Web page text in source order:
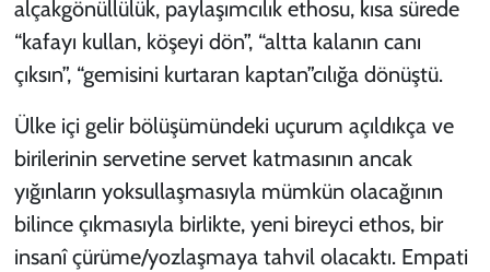
alçakgönüllülük, paylaşımcılık ethosu, kısa sürede
“kafayı kullan, köşeyi dön”, “altta kalanın canı
çıksın”, “gemisini kurtaran kaptan”cılığa dönüştü.
Ülke içi gelir bölüşümündeki uçurum açıldıkça ve
birilerinin servetine servet katmasının ancak
yığınların yoksullaşmasıyla mümkün olacağının
bilince çıkmasıyla birlikte, yeni bireyci ethos, bir
insanî çürüme/yozlaşmaya tahvil olacaktı. Empati